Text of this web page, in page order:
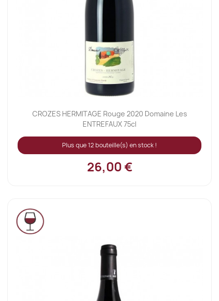
CROZES HERMITAGE Rouge 2020 Domaine Les
ENTREFAUX 75cl
Plus que 12 bouteille(s) en stock !
26,00 €